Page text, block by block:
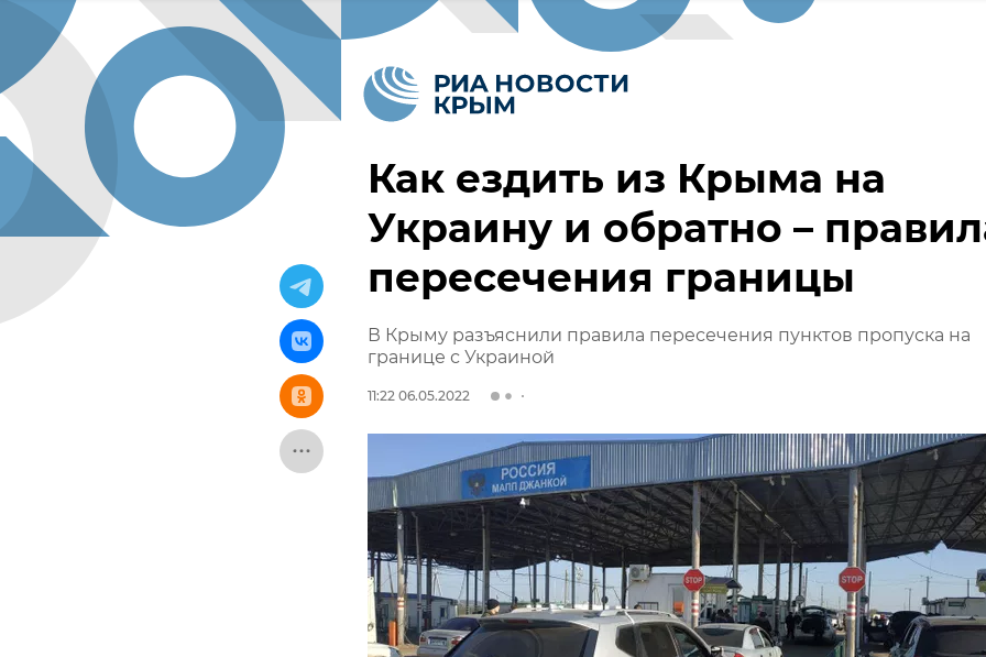
Как ездить из Крыма на
Украину и обратно –
пересечения границы
В Крыму разъяснили правила пересечения пунктов пропуска на
границе с Украиной
11:22 06.05.2022